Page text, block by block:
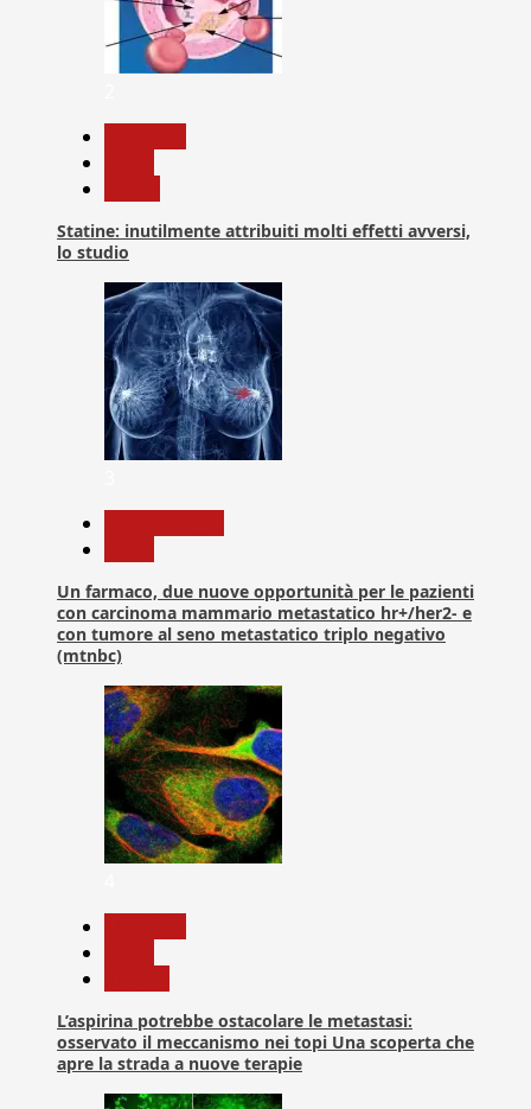
Statine: inutilmente attribuiti molti effetti avversi,
lo studio
Un farmaco, due nuove opportunità per le pazienti
con carcinoma mammario metastatico hr+/her2- e
con tumore al seno metastatico triplo negativo
(mtnbc)
L’aspirina potrebbe ostacolare le metastasi:
osservato il meccanismo nei topi Una scoperta che
apre la strada a nuove terapie